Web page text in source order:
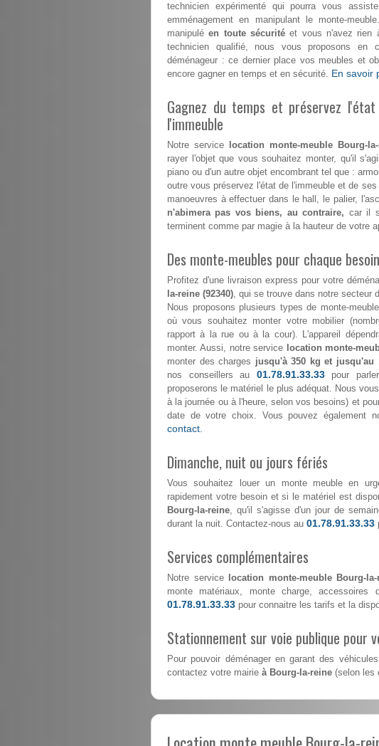
technicien expérimenté qui pourra vous
emménagement en manipulant le monte-
manipuléen toute sécuritéet vous n'avez rien
technicien qualifié, nous vous proposons en
déménageur : ce dernier place vos meubles et
encore gagner en temps et en sécurité. En savoir
Gagnez du temps et préservez
l'immeuble
Notre service location monte-meuble Bourg-
rayer l'objet que vous souhaitez monter, qu'il
piano ou d'un autre objet encombrant tel que :
outre vous préservez l'état de l'immeuble et de
manoeuvres à effectuer dans le hall, le palier,
n'abimera pas vos biens, au contraire, car il
terminent comme par magie à la hauteur de votre
Des monte-meubles pour chaque besoin
Profitez d'une livraison express pour votre
la-reine (92340), qui se trouve dans notre secteur
Nous proposons plusieurs types de monte-
où vous souhaitez monter votre mobilier
rapport à la rue ou à la cour). L'appareil
monter. Aussi, notre service location monte-
monter des charges jusqu'à 350 kg et jusqu'au
nos conseillers au 01.78.91.33.33pour
proposerons le matériel le plus adéquat. Nous
à la journée ou à l'heure, selon vos besoins) et
date de votre choix. Vous pouvez également
contact.
Dimanche, nuit ou jours fériés
Vous souhaitez louer un monte meuble en
rapidement votre besoin et si le matériel est
Bourg-la-reine, qu'il s'agisse d'un jour de
durant la nuit. Contactez-nous au 01.78.91.33.33
Services complémentaires
Notre service location monte-meuble Bourg-la-
monte matériaux, monte charge,
01.78.91.33.33 pour connaitre les tarifs et la
Stationnement sur voie publique pour
Pour pouvoir déménager en garant des
contactez votre mairie à Bourg-la-reine (selon les